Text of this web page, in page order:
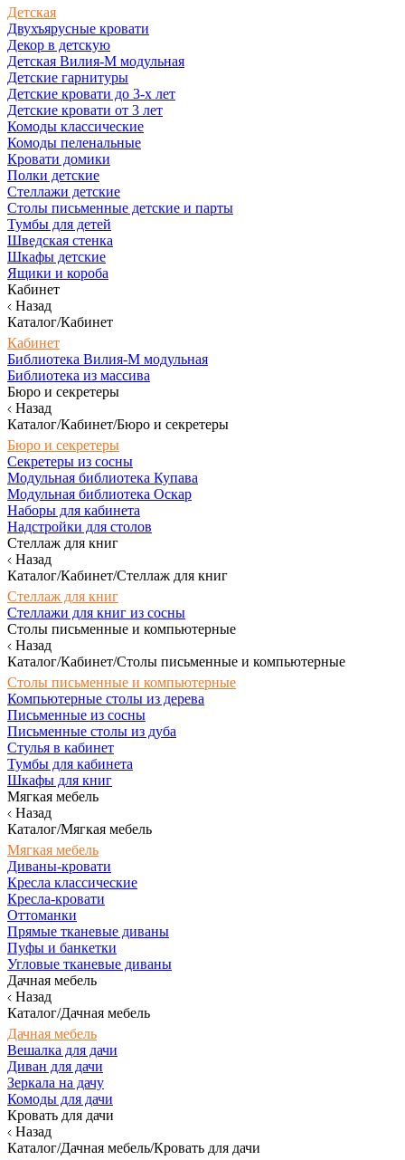
Детская
Двухъярусные кровати
Декор в детскую
Детская Вилия-М модульная
Детские гарнитуры
Детские кровати до 3-х лет
Детские кровати от 3 лет
Комоды классические
Комоды пеленальные
Кровати домики
Полки детские
Стеллажи детские
Столы письменные детские и парты
Тумбы для детей
Шведская стенка
Шкафы детские
Ящики и короба
Кабинет
Назад
Каталог/Кабинет
Кабинет
Библиотека Вилия-М модульная
Библиотека из массива
Бюро и секретеры
Назад
Каталог/Кабинет/Бюро и секретеры
Бюро и секретеры
Секретеры из сосны
Модульная библиотека Купава
Модульная библиотека Оскар
Наборы для кабинета
Надстройки для столов
Стеллаж для книг
Назад
Каталог/Кабинет/Стеллаж для книг
Стеллаж для книг
Стеллажи для книг из сосны
Столы письменные и компьютерные
Назад
Каталог/Кабинет/Столы письменные и компьютерные
Столы письменные и компьютерные
Компьютерные столы из дерева
Письменные из сосны
Письменные столы из дуба
Стулья в кабинет
Тумбы для кабинета
Шкафы для книг
Мягкая мебель
Назад
Каталог/Мягкая мебель
Мягкая мебель
Диваны-кровати
Кресла классические
Кресла-кровати
Оттоманки
Прямые тканевые диваны
Пуфы и банкетки
Угловые тканевые диваны
Дачная мебель
Назад
Каталог/Дачная мебель
Дачная мебель
Вешалка для дачи
Диван для дачи
Зеркала на дачу
Комоды для дачи
Кровать для дачи
Назад
Каталог/Дачная мебель/Кровать для дачи